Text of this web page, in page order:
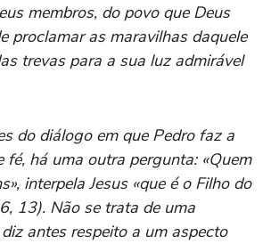
membros, do povo que Deus
proclamar as maravilhas daquele
trevas para a sua luz admirável
do diálogo em que Pedro faz a
fé, há uma outra pergunta: «Quem
interpela Jesus «que é o Filho do
13). Não se trata de uma
antes respeito a um aspecto